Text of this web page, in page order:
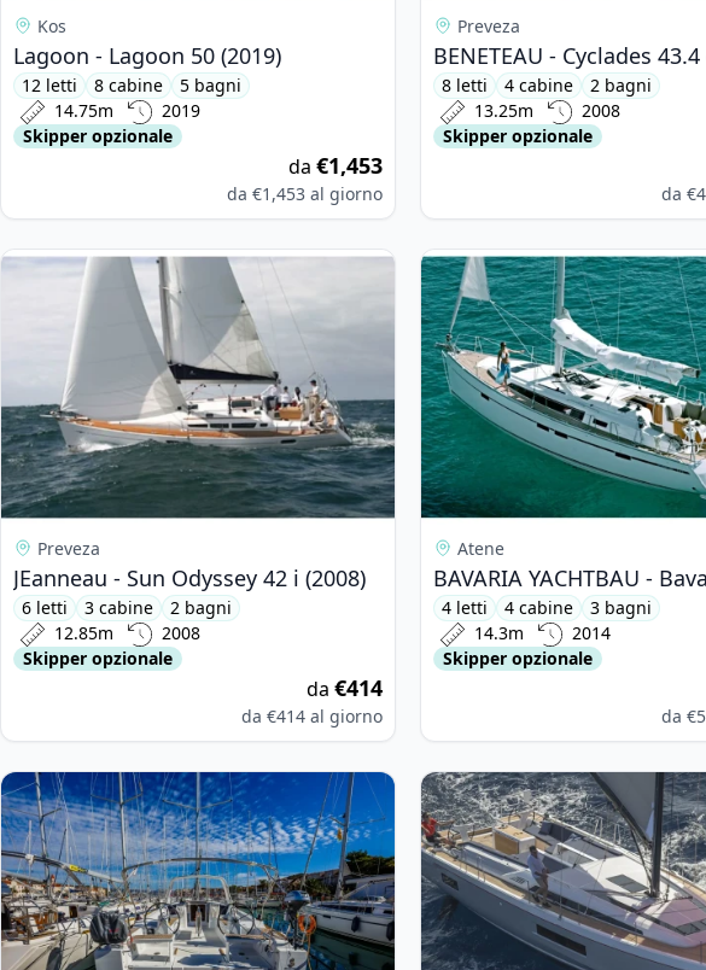
Kos
Lagoon - Lagoon 50 (2019)
12 letti 8 cabine
5 bagni
14.75m
2019
Skipper opzionale
da €1,453
da €1,453 al giorno
Preveza
BENETEAU - Cyclades 43.4
8 letti 4 cabine
2 bagni
13.25m
2008
Skipper opzionale
da
View details for JEanneau - Sun Odyssey 42 i (2008)
Preveza
JEanneau - Sun Odyssey 42 i (2008)
6 letti 3 cabine
2 bagni
12.85m
2008
Skipper opzionale
da €414
da €414 al giorno
View details for BAVARIA
Atene
4 letti 4 cabine
3 bagni
14.3m
2014
Skipper opzionale
da
View details for BENETEAU - Oceanis 38.1 (2018)View details for BENETEAU -